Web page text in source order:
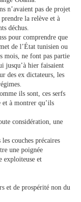
n’avaient pas de projet
la relève et à
déchus.
pour comprendre que
de l’État tunisien ou
mois, ne font pas partie
jusqu’à hier faisaient
des ex dictateurs, les
ils sont, ces serfs
et à montrer qu’ils
considération, une
couches précaires
une poignée
exploiteuse et
et de prospérité non du